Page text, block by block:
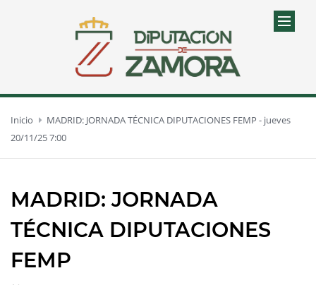
Inicio
MADRID: JORNADA TÉCNICA DIPUTACIONES FEMP - jueves
20/11/25 7:00
MADRID: JORNADA
TÉCNICA DIPUTACIONES
FEMP